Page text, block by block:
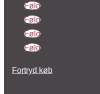
Følg
Følg
Følg
Følg
Fortryd køb